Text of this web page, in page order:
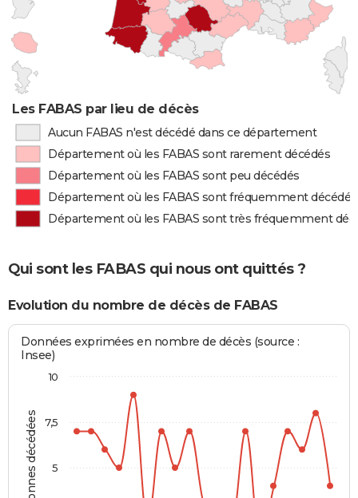
Les FABAS par lieu de décès
Aucun FABAS n'est décédé dans ce département
Département où les FABAS sont rarement décédés
Département où les FABAS sont peu décédés
Département où les FABAS sont fréquemment décédés
Département où les FABAS sont très fréquemment
Qui sont les FABAS qui nous ont quittés ?
Evolution du nombre de décès de FABAS
Personnes décédées
Données exprimées en nombre de décès (source :
Insee)
5
7,5
10